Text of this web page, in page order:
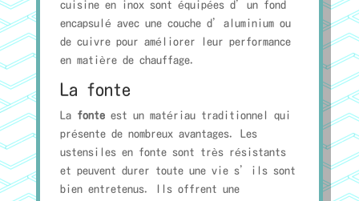
cuisine en inox sont équipées d’un fond
encapsulé avec une couche d’aluminium ou
de cuivre pour améliorer leur performance
en matière de chauffage.
La fonte
La fonteest un matériau traditionnel qui
présente de nombreux avantages. Les
ustensiles en fonte sont très résistants
et peuvent durer toute une vie s’ils sont
bien entretenus. Ils offrent une